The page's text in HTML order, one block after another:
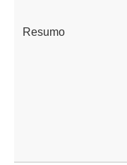
Resumo